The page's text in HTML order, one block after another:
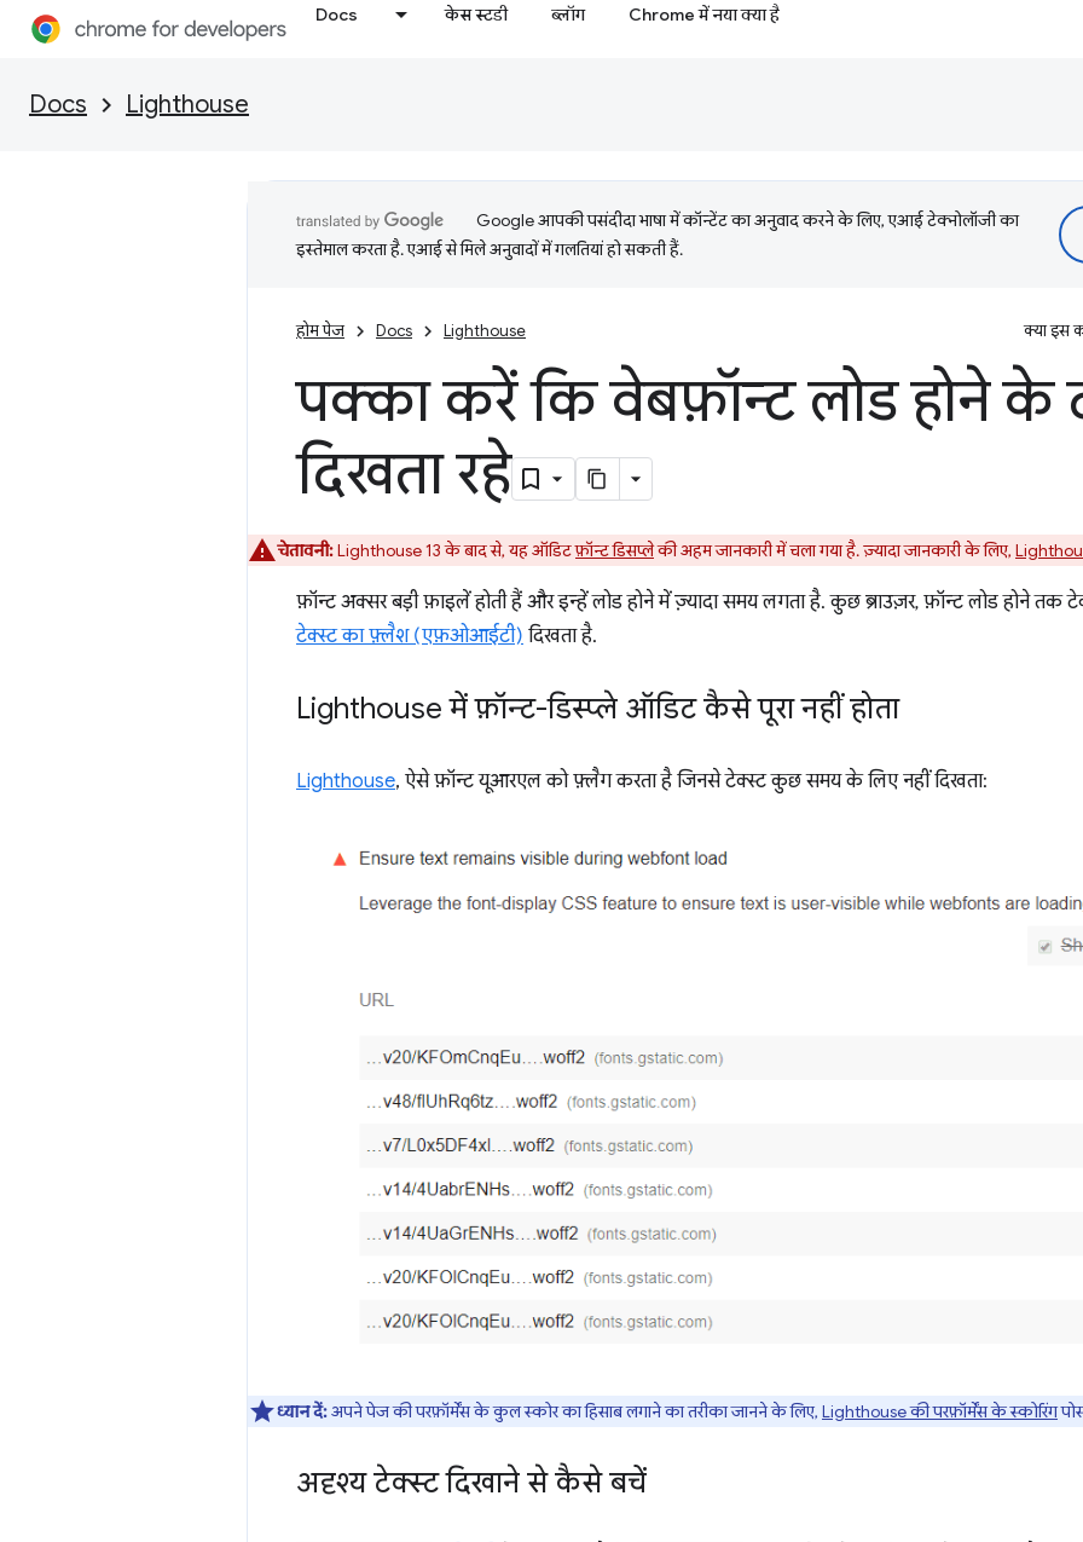
Docs केस स्टडी ब्लॉग Chrome में नया क्या है
Docs Lighthouse
Google आपकी पसंदीदा भाषा में कॉन्टेंट का अनुवाद करने के लिए, एआई टेक्नोलॉजी का
इस्तेमाल करता है. एआई से मिले अनुवादों में गलतियां हो सकती हैं.
होम पेज Docs Lighthouse क्या इस
पक्का करें कि वेबफ़ॉन्ट लोड होने के
दिखता रहे
चेतावनी:Lighthouse 13 के बाद से, यह ऑडिटफ़ॉन्ट डिसप्लेकी अहम जानकारी में चला गया है. ज़्यादा जानकारी के लिए,
फ़ॉन्ट अक्सर बड़ी फ़ाइलें होती हैं और इन्हें लोड होने में ज़्यादा समय लगता है. कुछ ब्राउज़र, फ़ॉन्ट लोड होने तक
टेक्स्ट का फ़्लैश (एफ़ओआईटी) दिखता है.
Lighthouse में फ़ॉन्ट-डिस्प्ले ऑडिट कैसे पूरा नहीं होता
Lighthouse, ऐसे फ़ॉन्ट यूआरएल को फ़्लैग करता है जिनसे टेक्स्ट कुछ समय के लिए नहीं दिखता:
ध्यान दें:अपने पेज की परफ़ॉर्मेंस के कुल स्कोर का हिसाब लगाने का तरीका जानने के लिए, Lighthouse की परफ़ॉर्मेंस के स्कोरिंग
अदृश्य टेक्स्ट दिखाने से कैसे बचें